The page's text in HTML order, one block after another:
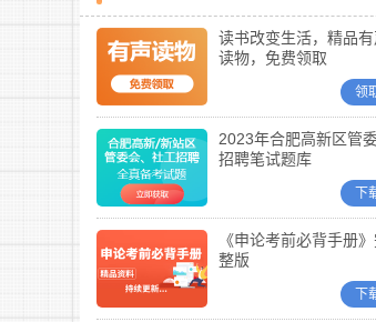
读书改变生活，精品有
读物，免费领取
领
2023年合肥高新区管
招聘笔试题库
下
《申论考前必背手册
整版
下